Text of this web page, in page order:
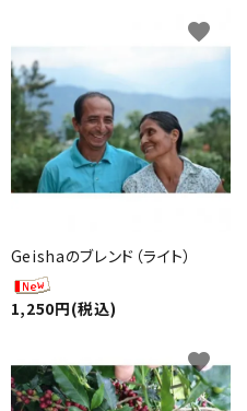
Geishaのブレンド（ライト）
1,250円(税込)
favorite
favorite